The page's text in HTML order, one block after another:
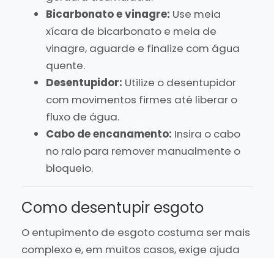
Bicarbonato e vinagre: Use meia
xícara de bicarbonato e meia de
vinagre, aguarde e finalize com água
quente.
Desentupidor: Utilize o desentupidor
com movimentos firmes até liberar o
fluxo de água.
Cabo de encanamento: Insira o cabo
no ralo para remover manualmente o
bloqueio.
Como desentupir esgoto
O entupimento de esgoto costuma ser mais
complexo e, em muitos casos, exige ajuda